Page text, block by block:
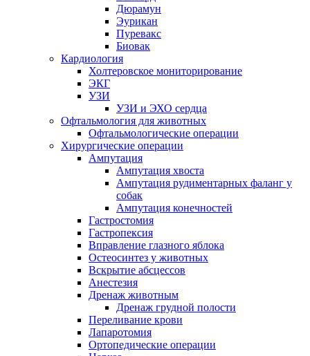
Дюрамун
Эурикан
Пуревакс
Биовак
Кардиология
Холтеровское мониторирование
ЭКГ
УЗИ
УЗИ и ЭХО сердца
Офтальмология для животных
Офтальмологические операции
Хирургические операции
Ампутация
Ампутация хвоста
Ампутация рудиментарных фаланг у
собак
Ампутация конечностей
Гастростомия
Гастропексия
Вправление глазного яблока
Остеосинтез у животных
Вскрытие абсцессов
Анестезия
Дренаж животным
Дренаж грудной полости
Переливание крови
Лапаротомия
Ортопедические операции